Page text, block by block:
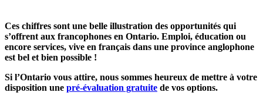
Ces chiffres sont une belle illustration des opportunités qui
s’offrent aux francophones en Ontario. Emploi, éducation ou
encore services, vive en français dans une province anglophone
est bel et bien possible !
Si l’Ontario vous attire, nous sommes heureux de mettre à votre
disposition une pré-évaluation gratuite de vos options.